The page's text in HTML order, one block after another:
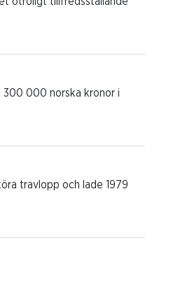
300 000 norska kronor i
travlopp och lade 1979